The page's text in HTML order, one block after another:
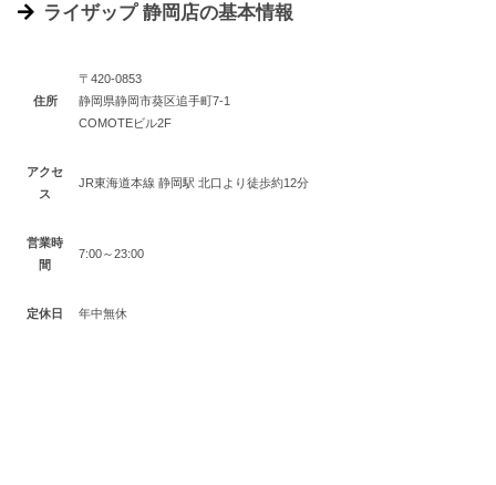
ライザップ 静岡店の基本情報
住所
〒420-0853
静岡県静岡市葵区追手町7-1
COMOTEビル2F
アクセ
ス
JR東海道本線 静岡駅 北口より徒歩約12分
営業時
間
7:00～23:00
定休日 年中無休